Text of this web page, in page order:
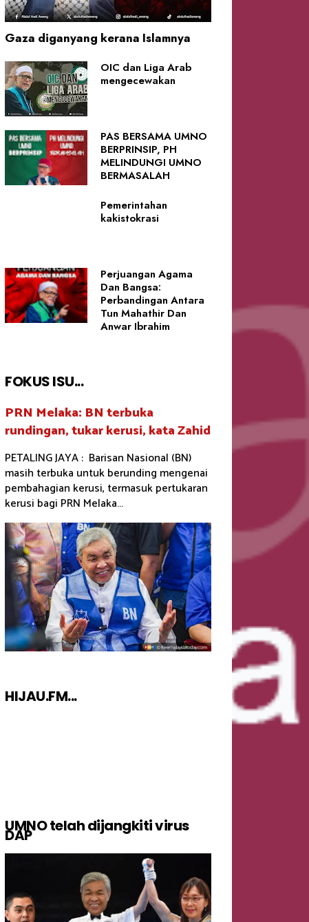
Gaza diganyang kerana Islamnya
OIC dan Liga Arab
mengecewakan
PAS BERSAMA UMNO
BERPRINSIP, PH
MELINDUNGI UMNO
BERMASALAH
Pemerintahan
kakistokrasi
Perjuangan Agama
Dan Bangsa:
Perbandingan Antara
Tun Mahathir Dan
Anwar Ibrahim
FOKUS ISU...
PRN Melaka: BN terbuka
rundingan, tukar kerusi, kata Zahid
PETALING JAYA : Barisan Nasional (BN)
masih terbuka untuk berunding mengenai
pembahagian kerusi, termasuk pertukaran
kerusi bagi PRN Melaka...
HIJAU.FM...
UMNO telah dijangkiti virus
DAP